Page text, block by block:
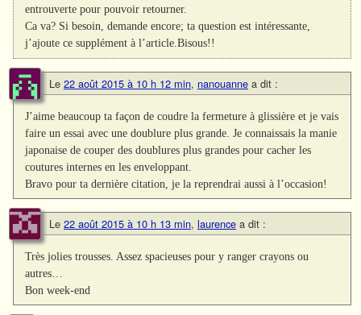
entrouverte pour pouvoir retourner.
Ca va? Si besoin, demande encore; ta question est intéressante,
j’ajoute ce supplément à l’article.Bisous!!
Le 22 août 2015 à 10 h 12 min, nanouanne a dit :
J’aime beaucoup ta façon de coudre la fermeture à glissière et je vais
faire un essai avec une doublure plus grande. Je connaissais la manie
japonaise de couper des doublures plus grandes pour cacher les
coutures internes en les enveloppant.
Bravo pour ta dernière citation, je la reprendrai aussi à l’occasion!
Le 22 août 2015 à 10 h 13 min, laurence a dit :
Très jolies trousses. Assez spacieuses pour y ranger crayons ou
autres…
Bon week-end